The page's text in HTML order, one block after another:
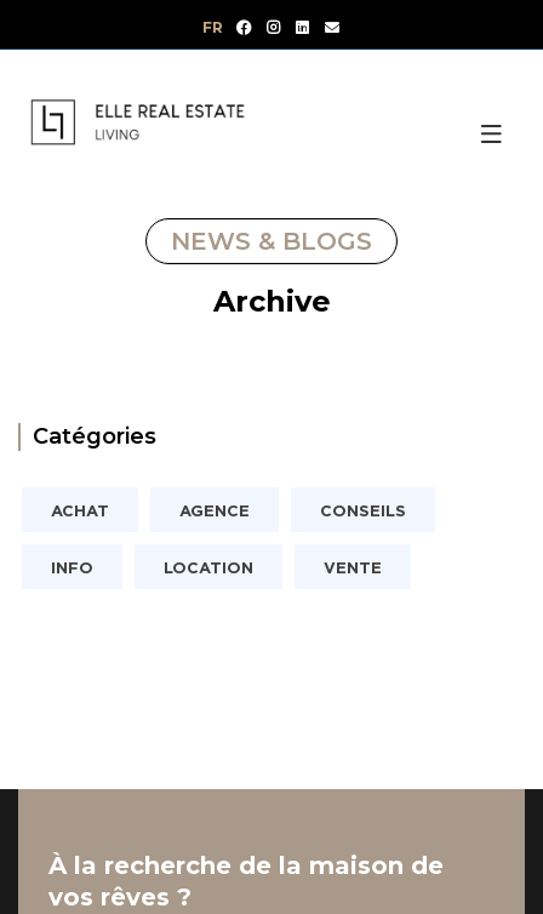
au
FR
NEWS & BLOGS
Archive
Catégories
ACHAT AGENCE CONSEILS
INFO LOCATION VENTE
À la recherche de la maison de
vos rêves ?